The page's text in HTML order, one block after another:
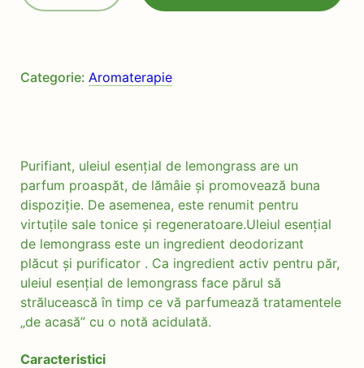
esențial
Categorie: Aromaterapie
Purifiant, uleiul esențial de lemongrass are un
parfum proaspăt, de lămâie și promovează buna
dispoziție. De asemenea, este renumit pentru
virtuțile sale tonice și regeneratoare.Uleiul esențial
de lemongrass este un ingredient deodorizant
plăcut și purificator . Ca ingredient activ pentru păr,
uleiul esențial de lemongrass face părul să
strălucească în timp ce vă parfumează tratamentele
„de acasă” cu o notă acidulată.
Caracteristici